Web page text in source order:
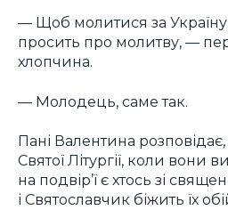
— Щоб молитися за Україну і
просить про молитву, —
хлопчина.
— Молодець, саме так.
Пані Валентина
Святої Літургії, коли вони
на подвір’ї є хтось зі
і Святославчик біжить їх